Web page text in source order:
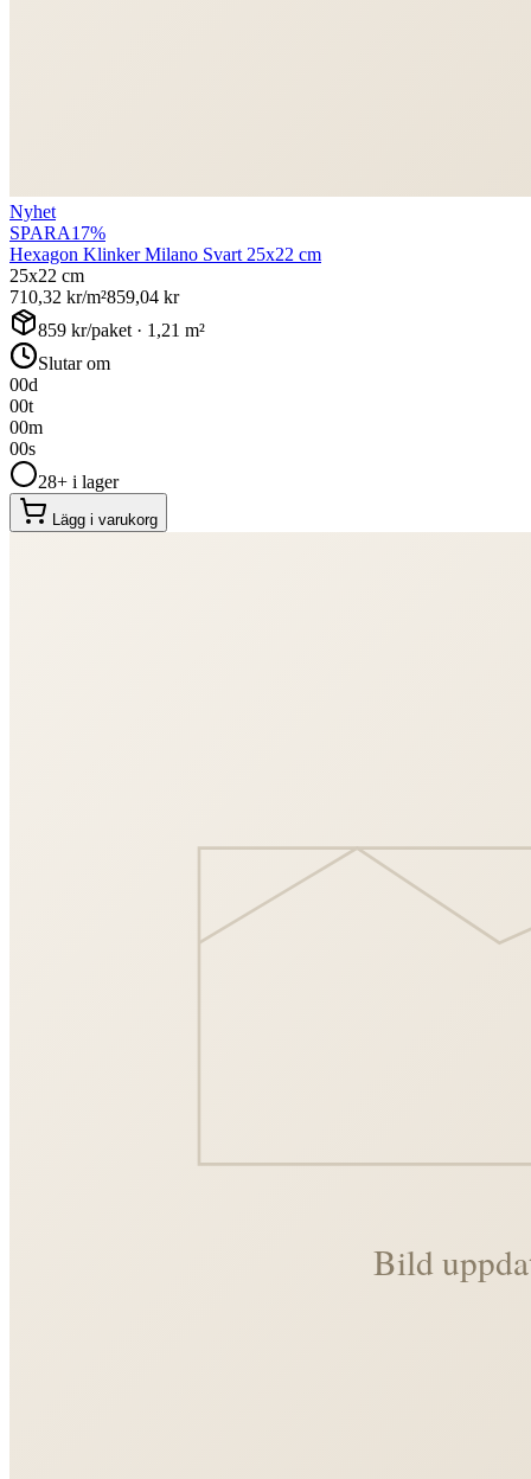
Nyhet
SPARA17%
Hexagon Klinker Milano Svart 25x22 cm
25x22 cm
710,32 kr/m²859,04 kr
859 kr/paket · 1,21 m²
Slutar om
00d
00t
00m
00s
28+ i lager
Lägg i varukorg